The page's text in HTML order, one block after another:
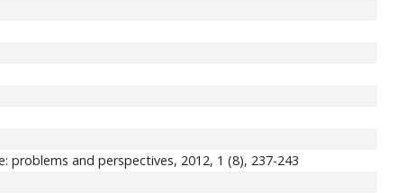
problems and perspectives, 2012, 1 (8), 237-243